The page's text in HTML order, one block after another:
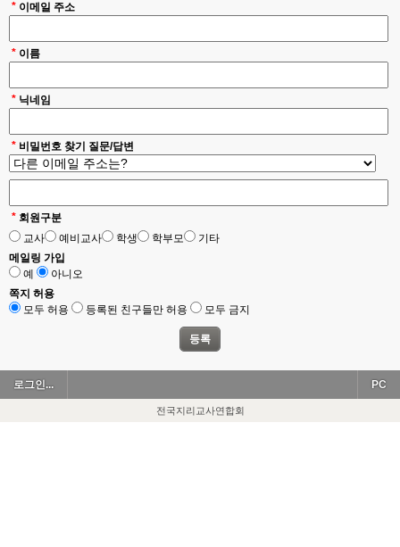
* 이메일 주소
* 이름
* 닉네임
* 비밀번호 찾기 질문/답변
* 회원구분
교사
예비교사 학생 학부모
기타
메일링 가입
예
아니오
쪽지 허용
모두 허용
등록된 친구들만 허용 모두 금지
로그인... PC
전국지리교사연합회